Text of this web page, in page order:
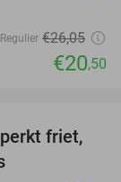
Regulier €26,05
€20,50
32%
friet,